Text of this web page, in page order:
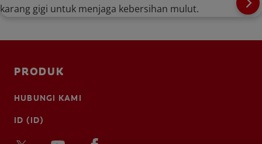
karang gigi untuk menjaga kebersihan mulut.
PRODUK
HUBUNGI KAMI
ID (ID)